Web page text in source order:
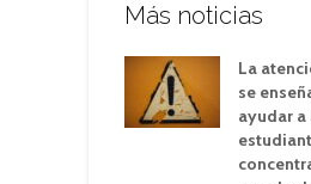
Más noticias
La
se
ayudar a